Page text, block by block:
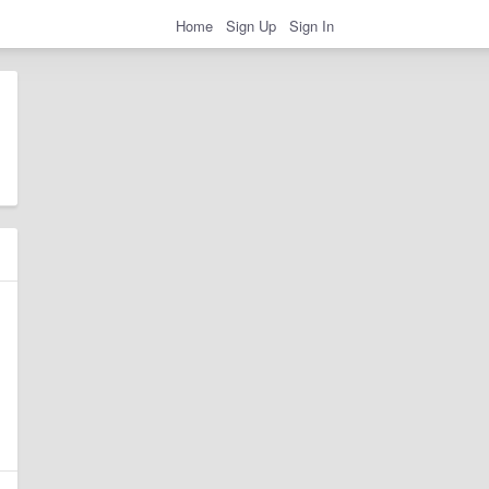
Home Sign Up Sign In